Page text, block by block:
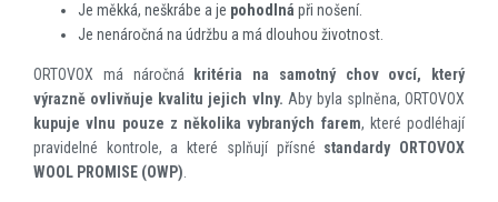
Je měkká, neškrábe a je pohodlná při nošení.
Je nenáročná na údržbu a má dlouhou životnost.
ORTOVOX má náročná
kritéria na samotný chov ovcí, který
výrazně ovlivňuje kvalitu jejich vlny. Aby byla splněna, ORTOVOX
kupuje vlnu pouze z několika vybraných farem, které podléhají
pravidelné kontrole, a které splňují přísné standardy ORTOVOX
WOOL PROMISE (OWP)